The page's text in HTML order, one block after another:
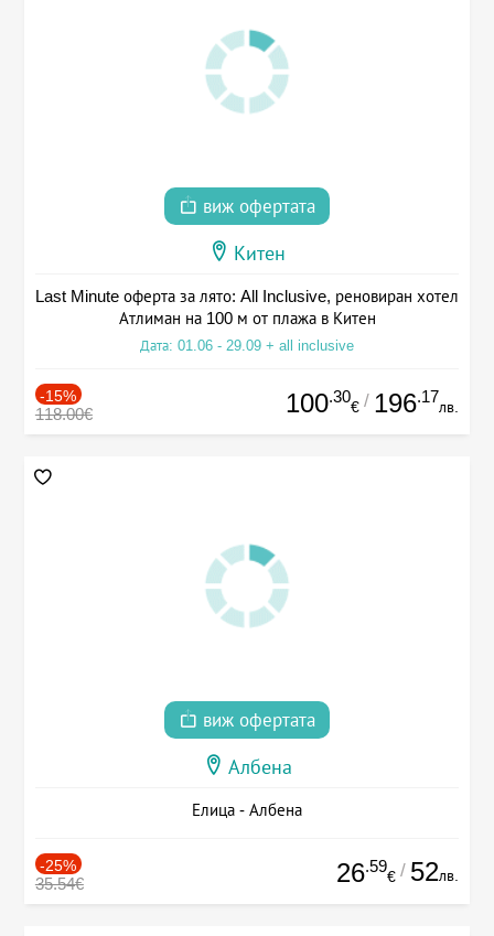
виж офертата
Китен
Last Minute оферта за лято: All Inclusive, реновиран хотел
Атлиман на 100 м от плажа в Китен
Дата: 01.06 - 29.09 + all inclusive
-15%
118.00€ 100.30
€ / 196.17
лв.
виж офертата
Албена
Елица - Албена
-25%
35.54€ 26.59
€ / 52лв.